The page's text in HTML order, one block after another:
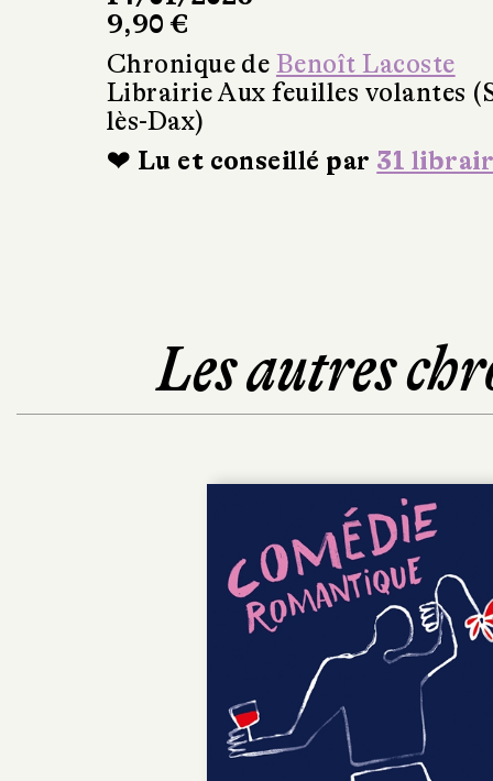
9,90 €
Chronique de Benoît Lacoste
Librairie Aux feuilles volantes
lès-Dax)
❤ Lu et conseillé par 31
Les autres